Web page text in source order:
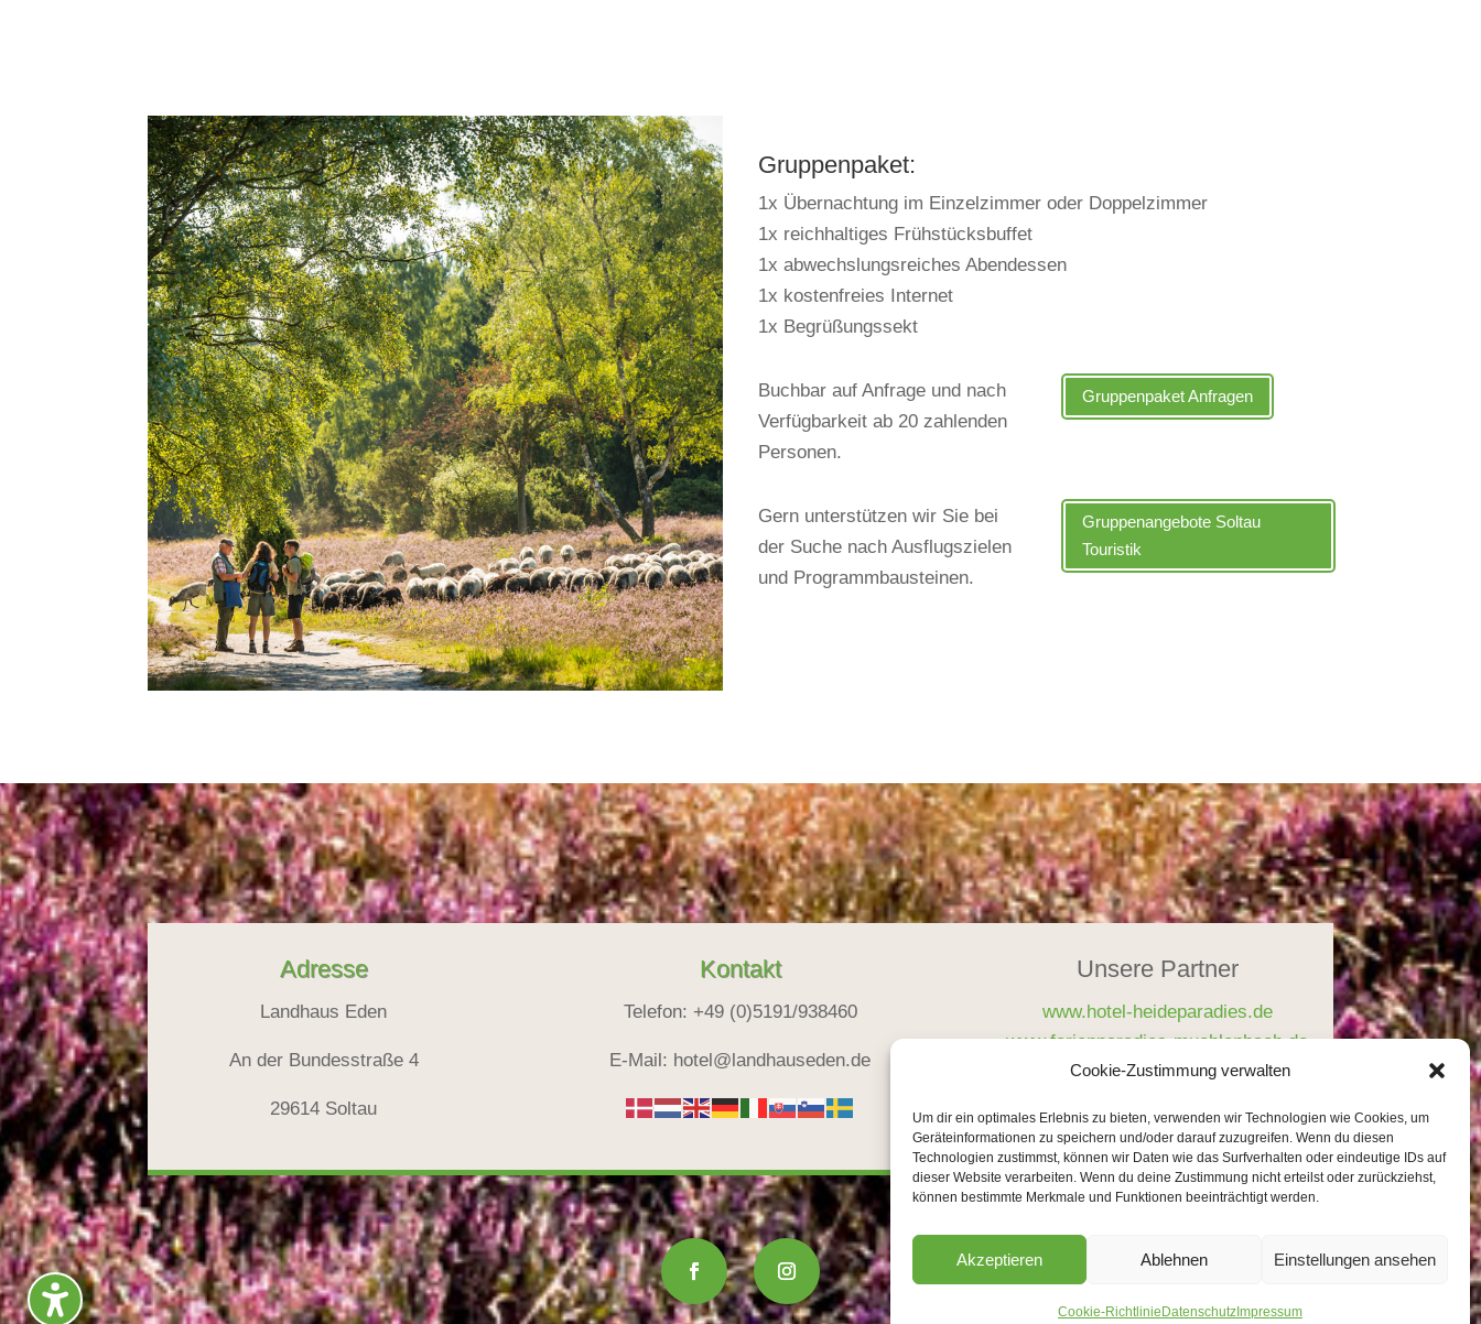
Cookie-Zustimmung verwalten
Um dir ein optimales Erlebnis zu bieten, verwenden wir Technologien wie Cookies, um
Geräteinformationen zu speichern und/oder darauf zuzugreifen. Wenn du diesen
Technologien zustimmst, können wir Daten wie das Surfverhalten oder eindeutige IDs auf
dieser Website verarbeiten. Wenn du deine Zustimmung nicht erteilst oder zurückziehst,
können bestimmte Merkmale und Funktionen beeinträchtigt werden.
Akzeptieren Ablehnen Einstellungen ansehen
Cookie-Richtlinie DatenschutzImpressum
Gruppenpaket:
1x Übernachtung im Einzelzimmer oder Doppelzimmer
1x reichhaltiges Frühstücksbuffet
1x abwechslungsreiches Abendessen
1x kostenfreies Internet
1x Begrüßungssekt
Buchbar auf Anfrage und nach
Verfügbarkeit ab 20 zahlenden
Personen.
Gruppenpaket Anfragen
Gern unterstützen wir Sie bei
der Suche nach Ausflugszielen
und Programmbausteinen.
Gruppenangebote Soltau
Touristik
Adresse
Landhaus Eden
An der Bundesstraße 4
29614 Soltau
Kontakt
Telefon: +49 (0)5191/938460
E-Mail: hotel@landhauseden.de
Unsere Partner
www.hotel-heideparadies.de
www.ferienparadies-muehlenbach.de
Datenschutz